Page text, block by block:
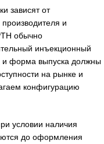
зависят от
и
обычно
инъекционный
и форма выпуска должны
на рынке и
конфигурацию
условии наличия
до оформления